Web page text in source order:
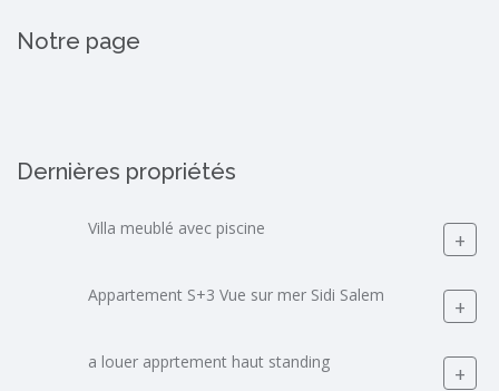
Notre page
Dernières propriétés
Villa meublé avec piscine +
Appartement S+3 Vue sur mer Sidi Salem +
a louer apprtement haut standing +